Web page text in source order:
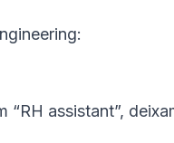
“RH assistant”,